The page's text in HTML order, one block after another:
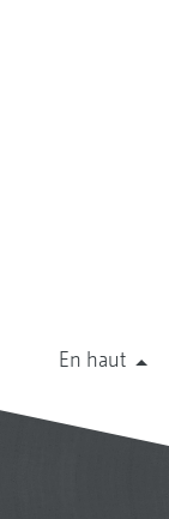
En haut